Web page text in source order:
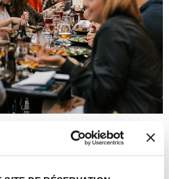
Advantages